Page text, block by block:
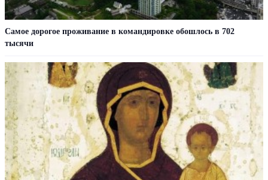
Самое дорогое проживание в командировке обошлось в 702
тысячи